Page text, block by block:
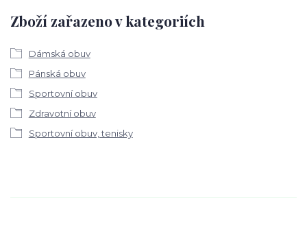
Zboží zařazeno v kategoriích
Dámská obuv
Pánská obuv
Sportovní obuv
Zdravotní obuv
Sportovní obuv, tenisky